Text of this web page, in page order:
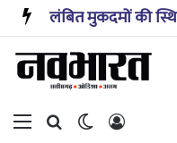
Menu Search forSwitch skin